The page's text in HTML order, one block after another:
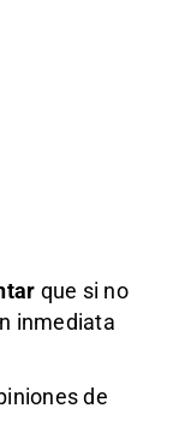
que si no
inmediata
de